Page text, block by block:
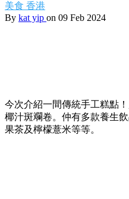
美食 香港
By kat yip on 09 Feb 2024
今次介紹一間傳統手工糕點
椰汁斑斕卷。仲有多款養生
果茶及檸檬薏米等等。